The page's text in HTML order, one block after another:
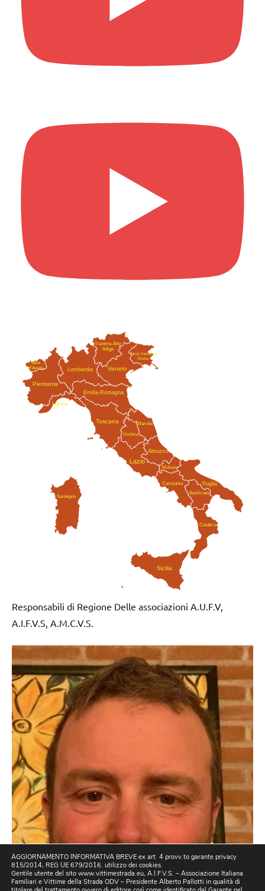
Abruzzo
Valle
d'Aosta
Puglia
Basilicata
Calabria
Campania
Emilia-Romagna
Friuli-Venezia
Giulia
Lazio
Liguria
Lombardia
Marche
Molise
Piemonte
Sardegna
Sicilia
Trentino-Alto
Adige
Toscana
Umbria
Veneto
Responsabili di Regione Delle associazioni A.U.F.V,
A.I.F.V.S, A.M.C.V.S.
AGGIORNAMENTO INFORMATIVA BREVE ex art. 4 provv.to garante privacy
815/2014, REG UE 679/2016. utilizzo dei cookies.
Gentile utente del sito www.vittimestrada.eu, A.I.F.V.S. – Associazione Italiana
Familiari e Vittime della Strada ODV – Presidente Alberto Pallotti in qualità di